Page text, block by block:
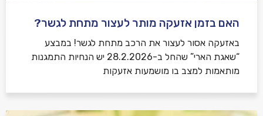
האם בזמן אזעקה מותר לעצור מתחת לגשר?
באזעקה אסור לעצור את הרכב מתחת לגשר! במבצע
“שאגת הארי” שהחל ב-28.2.2026 יש הנחיות התמגנות
מותאמות למצב בו מושמעות אזעקות